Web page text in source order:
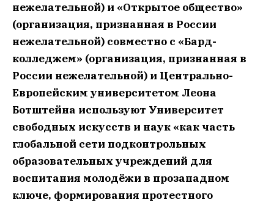
нежелательной) и «Открытое общество»
(организация, признанная в России
нежелательной) совместно с «Бард-
колледжем» (организация, признанная в
России нежелательной) и Центрально-
Европейским университетом Леона
Ботштейна используют Университет
свободных искусств и наук «как часть
глобальной сети подконтрольных
образовательных учреждений для
воспитания молодёжи в прозападном
ключе, формирования протестного